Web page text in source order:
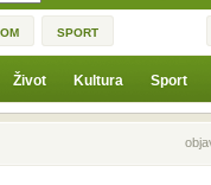
SPORT
Život Kultura Sport
Prethodna vijest